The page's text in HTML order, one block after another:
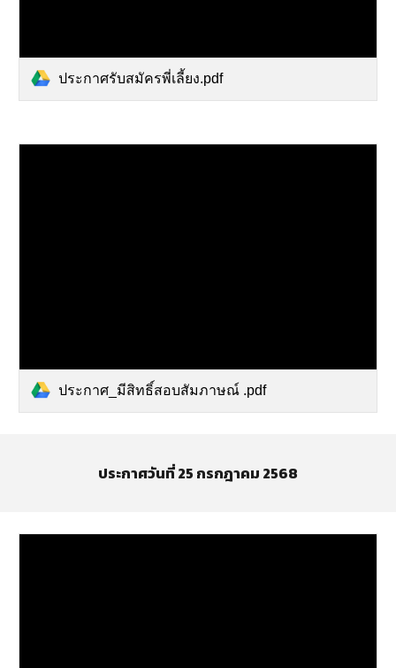
ประกาศรับสมัครพี่เลี้ยง.pdf
ประกาศ_มีสิทธิ์สอบสัมภาษณ์ .pdf
ประกาศวันที่ 25 กรกฎาคม 2568